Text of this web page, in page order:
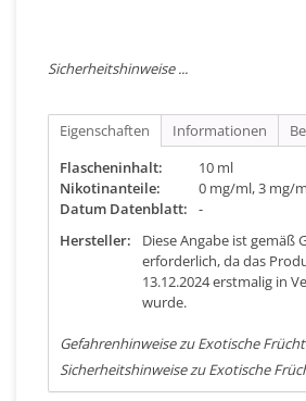
Sicherheitshinweise ...
Eigenschaften Informationen
Flascheninhalt:
10 ml
Nikotinanteile:
0 mg/ml, 3 mg/
Datum Datenblatt:
-
Hersteller:
Diese Angabe ist gemäß
erforderlich, da das
13.12.2024 erstmalig in
wurde.
Gefahrenhinweise zu Exotische
Sicherheitshinweise zu Exotische